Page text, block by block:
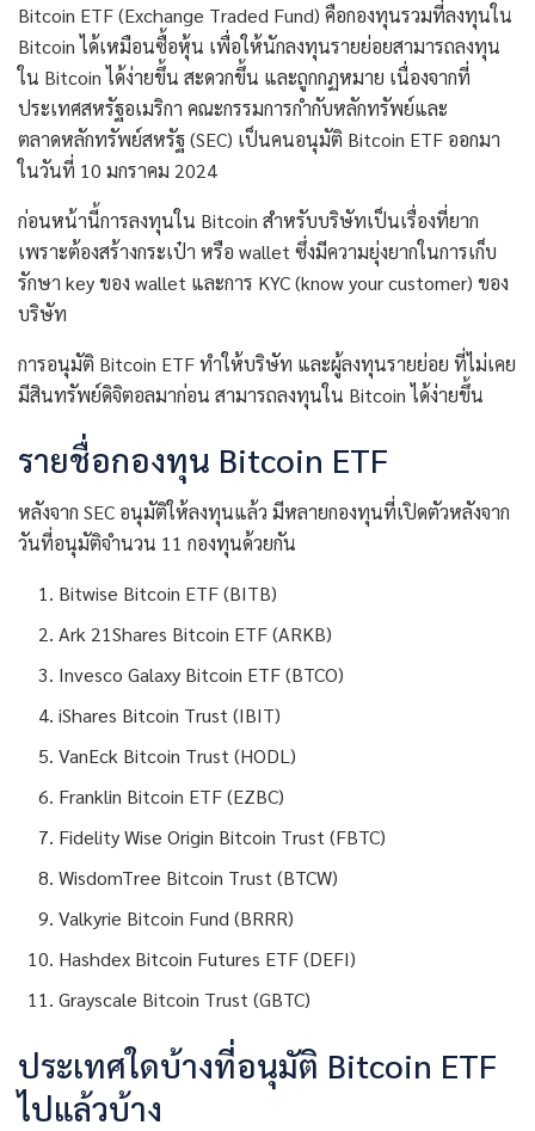
Bitcoin ETF (Exchange Traded Fund) คือกองทุนรวมที่ลงทุนใน
Bitcoin ได้เหมือนซื้อหุ้น เพื่อให้นักลงทุนรายย่อยสามารถลงทุน
ใน Bitcoin ได้ง่ายขึ้น สะดวกขึ้น และถูกกฏหมาย เนื่องจากที่
ประเทศสหรัฐอเมริกา คณะกรรมการกำกับหลักทรัพย์และ
ตลาดหลักทรัพย์สหรัฐ (SEC) เป็นคนอนุมัติ Bitcoin ETF ออกมา
ในวันที่ 10 มกราคม 2024
ก่อนหน้านี้การลงทุนใน Bitcoin สำหรับบริษัทเป็นเรื่องที่ยาก
เพราะต้องสร้างกระเป๋า หรือ wallet ซึ่งมีความยุ่งยากในการเก็บ
รักษา key ของ wallet และการ KYC (know your customer) ของ
บริษัท
การอนุมัติ Bitcoin ETF ทำให้บริษัท และผู้ลงทุนรายย่อย ที่ไม่เคย
มีสินทรัพย์ดิจิตอลมาก่อน สามารถลงทุนใน Bitcoin ได้ง่ายขึ้น
รายชื่อกองทุน Bitcoin ETF
หลังจาก SEC อนุมัติให้ลงทุนแล้ว มีหลายกองทุนที่เปิดตัวหลังจาก
วันที่อนุมัติจำนวน 11 กองทุนด้วยกัน
Bitwise Bitcoin ETF (BITB)
Ark 21Shares Bitcoin ETF (ARKB)
Invesco Galaxy Bitcoin ETF (BTCO)
iShares Bitcoin Trust (IBIT)
VanEck Bitcoin Trust (HODL)
Franklin Bitcoin ETF (EZBC)
Fidelity Wise Origin Bitcoin Trust (FBTC)
WisdomTree Bitcoin Trust (BTCW)
Valkyrie Bitcoin Fund (BRRR)
Hashdex Bitcoin Futures ETF (DEFI)
Grayscale Bitcoin Trust (GBTC)
ประเทศใดบ้างที่อนุมัติ Bitcoin ETF
ไปแล้วบ้าง